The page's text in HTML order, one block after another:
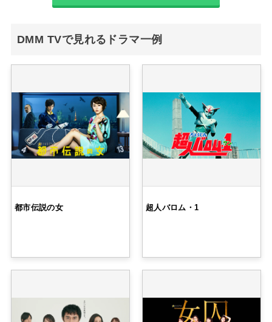
DMM TVで見れるドラマ一例
都市伝説の女 超人バロム・1